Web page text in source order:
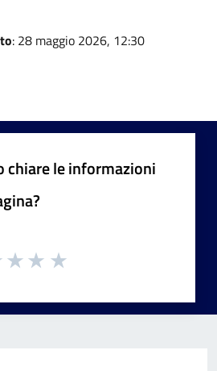
: 28 maggio 2026, 12:30
chiare le informazioni